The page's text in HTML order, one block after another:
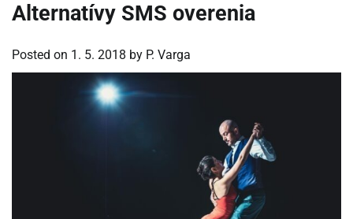
Alternatívy SMS overenia
Posted on 1. 5. 2018 by P. Varga